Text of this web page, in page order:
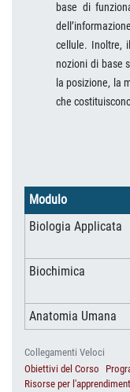
base di
cellule. Inoltre,
nozioni di base
la posizione, la
che
Modulo
Biologia Applicata
Biochimica
Anatomia Umana
Collegamenti Veloci
Obiettivi del Corso
Risorse per